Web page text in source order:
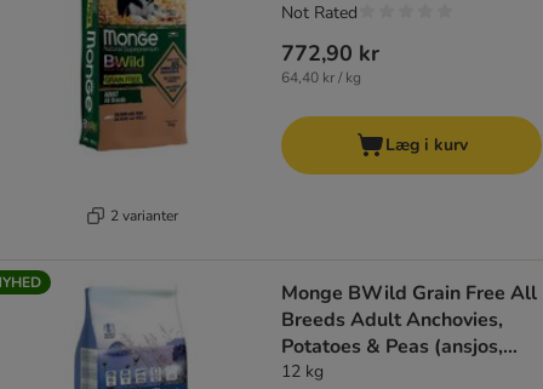
2 varianter
772,90 kr
64,40 kr / kg
Not Rated
Læg i kurv
Monge BWild Grain Free All
Breeds Adult Anchovies,
Potatoes & Peas (ansjos,
kartofler og ærter)
12 kg